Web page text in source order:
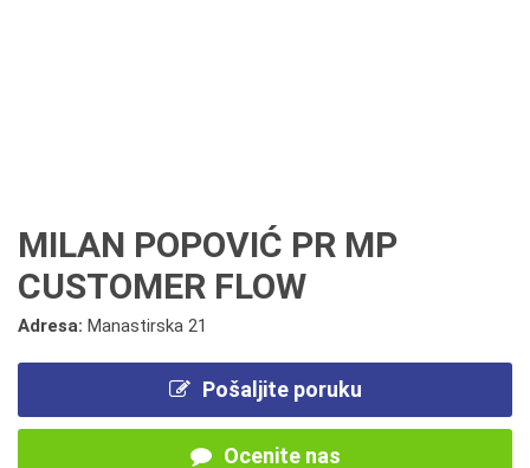
MILAN POPOVIĆ PR MP
CUSTOMER FLOW
Adresa: Manastirska 21
Pošaljite poruku
Ocenite nas